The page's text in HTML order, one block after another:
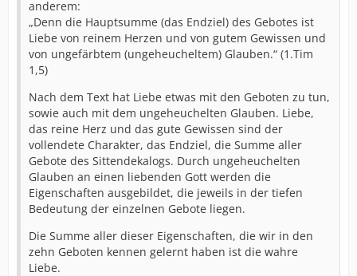
anderem:
„Denn die Hauptsumme (das Endziel) des Gebotes ist
Liebe von reinem Herzen und von gutem Gewissen und
von ungefärbtem (ungeheucheltem) Glauben.“ (1.Tim
1,5)
Nach dem Text hat Liebe etwas mit den Geboten zu tun,
sowie auch mit dem ungeheuchelten Glauben. Liebe,
das reine Herz und das gute Gewissen sind der
vollendete Charakter, das Endziel, die Summe aller
Gebote des Sittendekalogs. Durch ungeheuchelten
Glauben an einen liebenden Gott werden die
Eigenschaften ausgebildet, die jeweils in der tiefen
Bedeutung der einzelnen Gebote liegen.
Die Summe aller dieser Eigenschaften, die wir in den
zehn Geboten kennen gelernt haben ist die wahre
Liebe.